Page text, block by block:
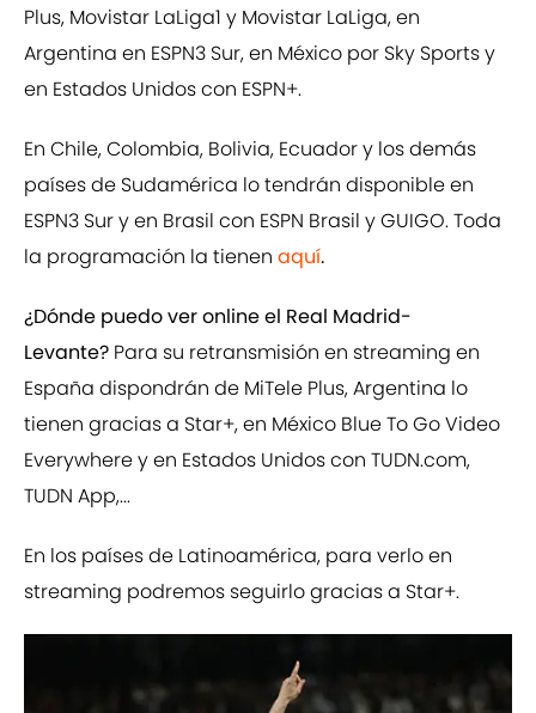
Plus, Movistar LaLiga1 y Movistar LaLiga, en
Argentina en ESPN3 Sur, en México por Sky Sports y
en Estados Unidos con ESPN+.
En Chile, Colombia, Bolivia, Ecuador y los demás
países de Sudamérica lo tendrán disponible en
ESPN3 Sur y en Brasil con ESPN Brasil y GUIGO. Toda
la programación la tienen aquí.
¿Dónde puedo ver online el Real Madrid-
Levante? Para su retransmisión en streaming en
España dispondrán de MiTele Plus, Argentina lo
tienen gracias a Star+, en México Blue To Go Video
Everywhere y en Estados Unidos con TUDN.com,
TUDN App,...
En los países de Latinoamérica, para verlo en
streaming podremos seguirlo gracias a Star+.